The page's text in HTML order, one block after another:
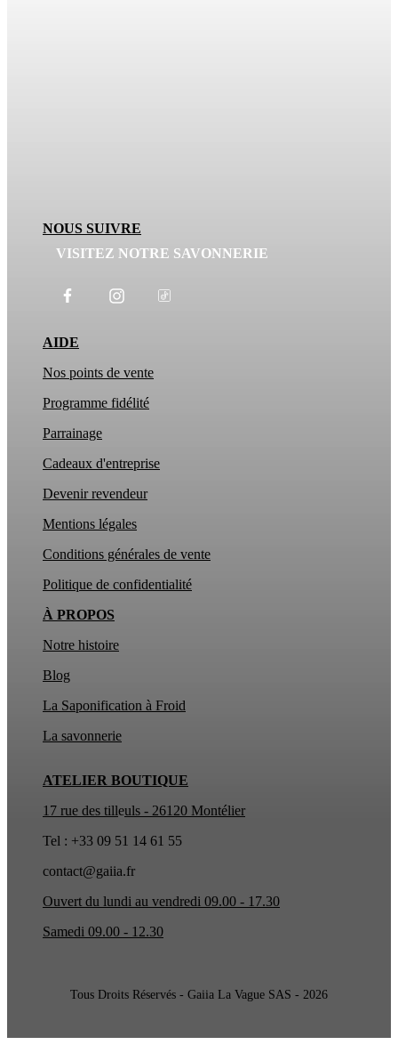
ATELIER BOUTIQUE
17 rue des tilleuls - 26120 Montélier
Tel : +33 09 51 14 61 55
contact@gaiia.fr
Ouvert du lundi au vendredi 09.00 - 17.30
Samedi 09.00 - 12.30
À PROPOS
Notre histoire
Blog
La Saponification à Froid
La savonnerie
AIDE
Nos points de vente
Programme fidélité
Parrainage
Cadeaux d'entreprise
Devenir revendeur
Mentions légales
Conditions générales de vente
Politique de confidentialité
NOUS SUIVRE
VISITEZ NOTRE SAVONNERIE
Tous Droits Réservés - Gaiia La Vague SAS - 2026